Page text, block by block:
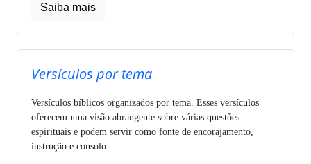
Saiba mais
Versículos por tema
Versículos bíblicos organizados por tema. Esses versículos
oferecem uma visão abrangente sobre várias questões
espirituais e podem servir como fonte de encorajamento,
instrução e consolo.